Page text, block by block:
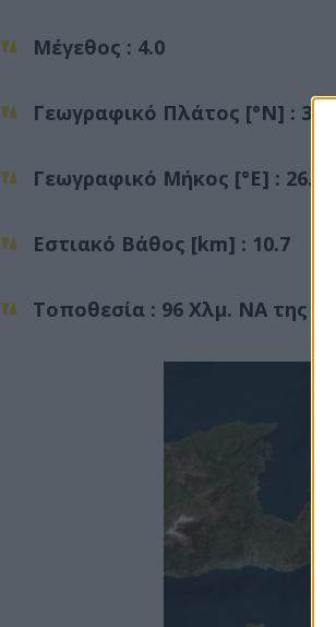
Μέγεθος : 4.0
Γεωγραφικό Πλάτος [°N] :
Γεωγραφικό Μήκος [°E] :
Εστιακό Βάθος [km] : 10.7
Τοποθεσία : 96 Χλμ. ΝΑ της